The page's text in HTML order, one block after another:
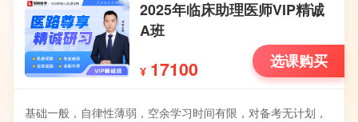
2025年临床助理医师VIP精诚
A班
¥ 17100 选课购买
基础一般，自律性薄弱，空余学习时间有限，对备考无计划，